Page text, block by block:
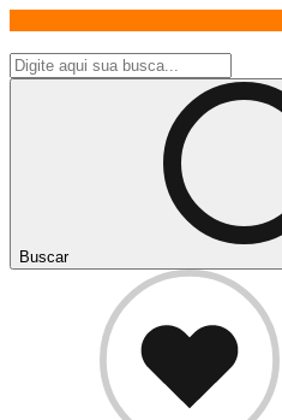
Buscar